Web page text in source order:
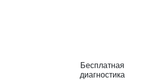
Бесплатная
диагностика